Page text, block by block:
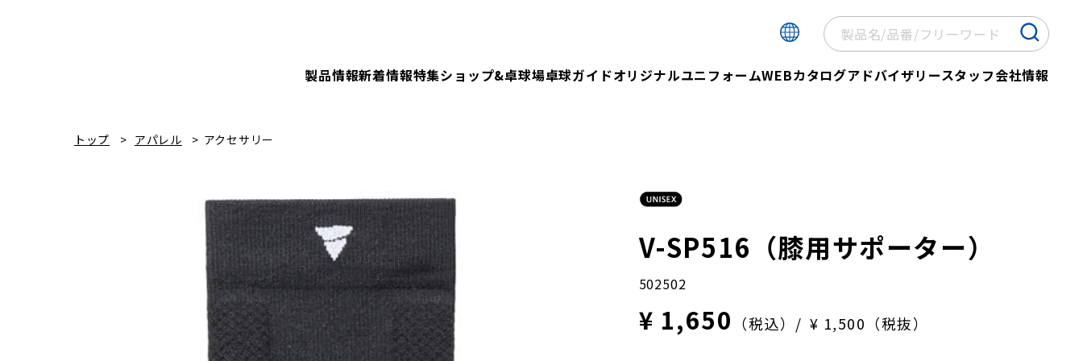
製品情報新着情報特集ショップ&卓球場卓球ガイドオリジナルユニフォームWEBカタログアドバイザリースタッフ会社情報
トップ アパレル アクセサリー
V-SP516（膝用サポーター）
502502
¥ 1,650 （税込） ¥ 1,500（税抜）